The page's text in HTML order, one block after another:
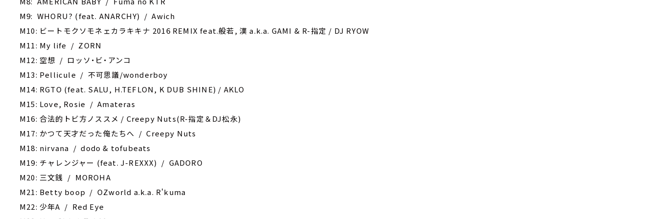
M9: WHORU? (feat. ANARCHY) / Awich
M10: ビートモクソモネェカラキキナ 2016 REMIX feat.般若, 漢 a.k.a. GAMI & R-指定 / DJ RYOW
M11: My life / ZORN
M12: 空想 / ロッソ・ビ・アンコ
M13: Pellicule / 不可思議/wonderboy
M14: RGTO (feat. SALU, H.TEFLON, K DUB SHINE) / AKLO
M15: Love, Rosie / Amateras
M16: 合法的トビ方ノススメ / Creepy Nuts(R-指定＆DJ松永)
M17: かつて天才だった俺たちへ / Creepy Nuts
M18: nirvana / dodo & tofubeats
M19: チャレンジャー (feat. J-REXXX) / GADORO
M20: 三文銭 / MOROHA
M21: Betty boop / OZworld a.k.a. R'kuma
M22: 少年A / Red Eye